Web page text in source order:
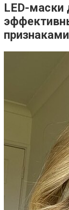
LED-маски